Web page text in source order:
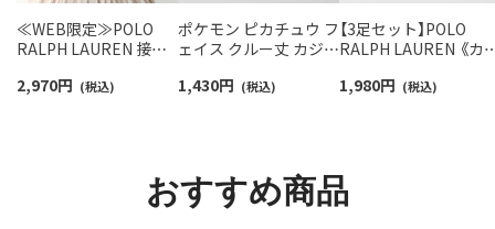
≪WEB限定≫POLO
RALPH LAUREN 接触
ームカバー ＆ レッグウ
2,970円 (税込)
ポケモン ピカチュウ フ
ェイス クルー丈 カジュ
ス 日本製 03307006
1,430円 (税込)
【3足セット】POLO
RALPH LAUREN 《カ
アーチサポート ワンポ
1,980円 (税込)
おすすめ商品